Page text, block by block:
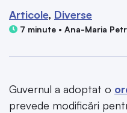
Articole Diverse
7 minute • Ana-Maria
Guvernul a adoptat o
prevede modificări